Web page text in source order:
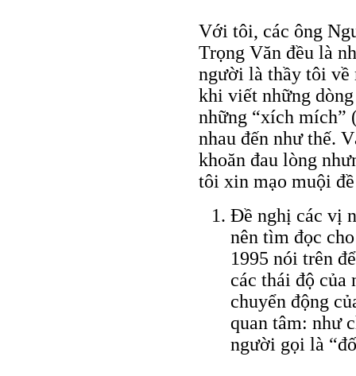
Với tôi, các ông
Trọng Văn đều là
người là thầy tôi về
khi viết những
những “xích mích”
nhau đến như thế.
khoăn đau lòng
tôi xin mạo muội
Đề nghị các vị
nên tìm đọc
1995 nói trên
các thái độ
chuyển động
quan tâm: như
người gọi là